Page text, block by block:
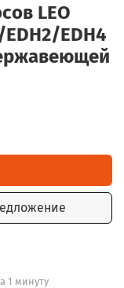
LEO
EDH4
1 минуту